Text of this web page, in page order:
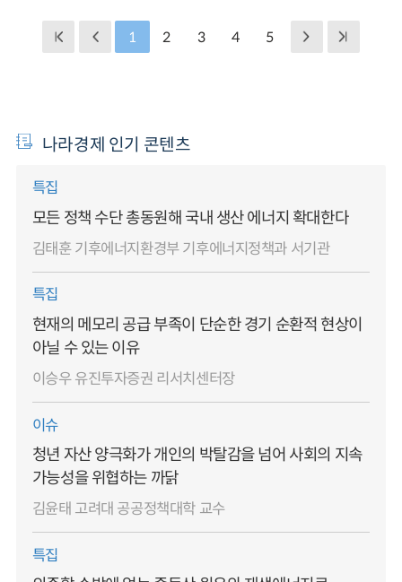
1 2 3 4 5
나라경제 인기 콘텐츠
특집
모든 정책 수단 총동원해 국내 생산 에너지 확대한다
김태훈 기후에너지환경부 기후에너지정책과 서기관
특집
현재의 메모리 공급 부족이 단순한 경기 순환적 현상이
아닐 수 있는 이유
이승우 유진투자증권 리서치센터장
이슈
청년 자산 양극화가 개인의 박탈감을 넘어 사회의 지속
가능성을 위협하는 까닭
김윤태 고려대 공공정책대학 교수
특집